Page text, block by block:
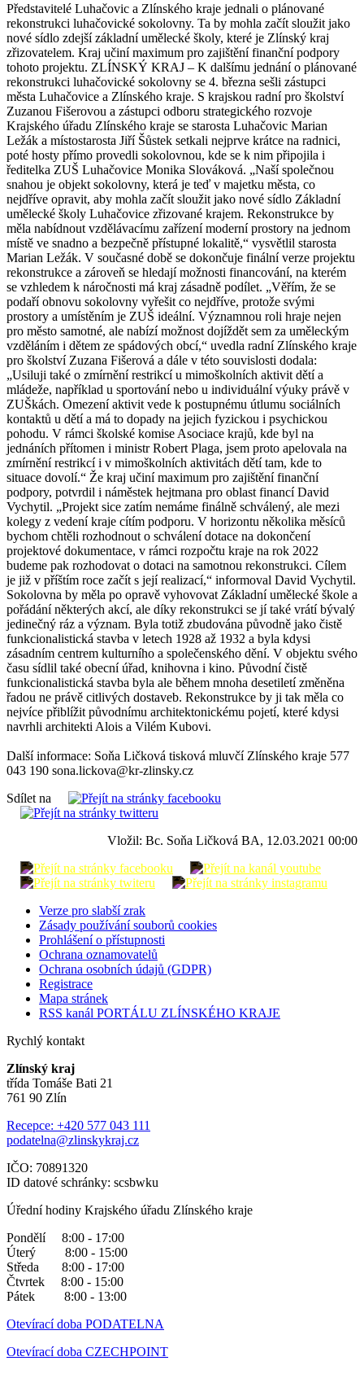
Představitelé Luhačovic a Zlínského kraje jednali o plánované
rekonstrukci luhačovické sokolovny. Ta by mohla začít sloužit jako
nové sídlo zdejší základní umělecké školy, které je Zlínský kraj
zřizovatelem. Kraj učiní maximum pro zajištění finanční podpory
tohoto projektu. ZLÍNSKÝ KRAJ – K dalšímu jednání o plánované
rekonstrukci luhačovické sokolovny se 4. března sešli zástupci
města Luhačovice a Zlínského kraje. S krajskou radní pro školství
Zuzanou Fišerovou a zástupci odboru strategického rozvoje
Krajského úřadu Zlínského kraje se starosta Luhačovic Marian
Ležák a místostarosta Jiří Šůstek setkali nejprve krátce na radnici,
poté hosty přímo provedli sokolovnou, kde se k nim připojila i
ředitelka ZUŠ Luhačovice Monika Slováková. „Naší společnou
snahou je objekt sokolovny, která je teď v majetku města, co
nejdříve opravit, aby mohla začít sloužit jako nové sídlo Základní
umělecké školy Luhačovice zřizované krajem. Rekonstrukce by
měla nabídnout vzdělávacímu zařízení moderní prostory na jednom
místě ve snadno a bezpečně přístupné lokalitě,“ vysvětlil starosta
Marian Ležák. V současné době se dokončuje finální verze projektu
rekonstrukce a zároveň se hledají možnosti financování, na kterém
se vzhledem k náročnosti má kraj zásadně podílet. „Věřím, že se
podaří obnovu sokolovny vyřešit co nejdříve, protože svými
prostory a umístěním je ZUŠ ideální. Významnou roli hraje nejen
pro město samotné, ale nabízí možnost dojíždět sem za uměleckým
vzděláním i dětem ze spádových obcí,“ uvedla radní Zlínského kraje
pro školství Zuzana Fišerová a dále v této souvislosti dodala:
„Usiluji také o zmírnění restrikcí u mimoškolních aktivit dětí a
mládeže, například u sportování nebo u individuální výuky právě v
ZUŠkách. Omezení aktivit vede k postupnému útlumu sociálních
kontaktů u dětí a má to dopady na jejich fyzickou i psychickou
pohodu. V rámci školské komise Asociace krajů, kde byl na
jednáních přítomen i ministr Robert Plaga, jsem proto apelovala na
zmírnění restrikcí i v mimoškolních aktivitách dětí tam, kde to
situace dovolí.“ Že kraj učiní maximum pro zajištění finanční
podpory, potvrdil i náměstek hejtmana pro oblast financí David
Vychytil. „Projekt sice zatím nemáme finálně schválený, ale mezi
kolegy z vedení kraje cítím podporu. V horizontu několika měsíců
bychom chtěli rozhodnout o schválení dotace na dokončení
projektové dokumentace, v rámci rozpočtu kraje na rok 2022
budeme pak rozhodovat o dotaci na samotnou rekonstrukci. Cílem
je již v příštím roce začít s její realizací,“ informoval David Vychytil.
Sokolovna by měla po opravě vyhovovat Základní umělecké škole a
pořádání některých akcí, ale díky rekonstrukci se jí také vrátí bývalý
jedinečný ráz a význam. Byla totiž zbudována původně jako čistě
funkcionalistická stavba v letech 1928 až 1932 a byla kdysi
zásadním centrem kulturního a společenského dění. V objektu svého
času sídlil také obecní úřad, knihovna i kino. Původní čistě
funkcionalistická stavba byla ale během mnoha desetiletí změněna
řadou ne právě citlivých dostaveb. Rekonstrukce by ji tak měla co
nejvíce přiblížit původnímu architektonickému pojetí, které kdysi
navrhli architekti Alois a Vilém Kubovi.
Další informace: Soňa Ličková tisková mluvčí Zlínského kraje 577
043 190 sona.lickova@kr-zlinsky.cz
Sdílet na
Vložil: Bc. Soňa Ličková BA, 12.03.2021 00:00
Verze pro slabší zrak
Zásady používání souborů cookies
Prohlášení o přístupnosti
Ochrana oznamovatelů
Ochrana osobních údajů (GDPR)
Registrace
Mapa stránek
RSS kanál PORTÁLU ZLÍNSKÉHO KRAJE
Rychlý kontakt
Zlínský kraj
třída Tomáše Bati 21
761 90 Zlín
Recepce: +420 577 043 111
podatelna@zlinskykraj.cz
IČO: 70891320
ID datové schránky: scsbwku
Úřední hodiny Krajského úřadu Zlínského kraje
Pondělí 8:00 - 17:00
Úterý 8:00 - 15:00
Středa 8:00 - 17:00
Čtvrtek 8:00 - 15:00
Pátek 8:00 - 13:00
Otevírací doba PODATELNA
Otevírací doba CZECHPOINT